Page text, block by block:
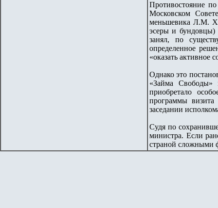
Противостояние
Московском
меньшевика Л.М.
эсеры и бундовцы)
занял, по
определенное
«оказать активное
Однако это
«Займа Свободы»
приобретало
программы
заседании
Судя по
министра. Если
страной сложными